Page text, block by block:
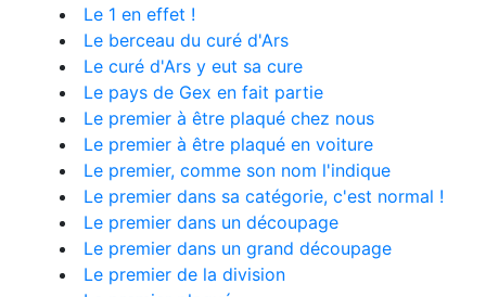
Le 1 en effet !
Le berceau du curé d'Ars
Le curé d'Ars y eut sa cure
Le pays de Gex en fait partie
Le premier à être plaqué chez nous
Le premier à être plaqué en voiture
Le premier, comme son nom l'indique
Le premier dans sa catégorie, c'est normal !
Le premier dans un découpage
Le premier dans un grand découpage
Le premier de la division